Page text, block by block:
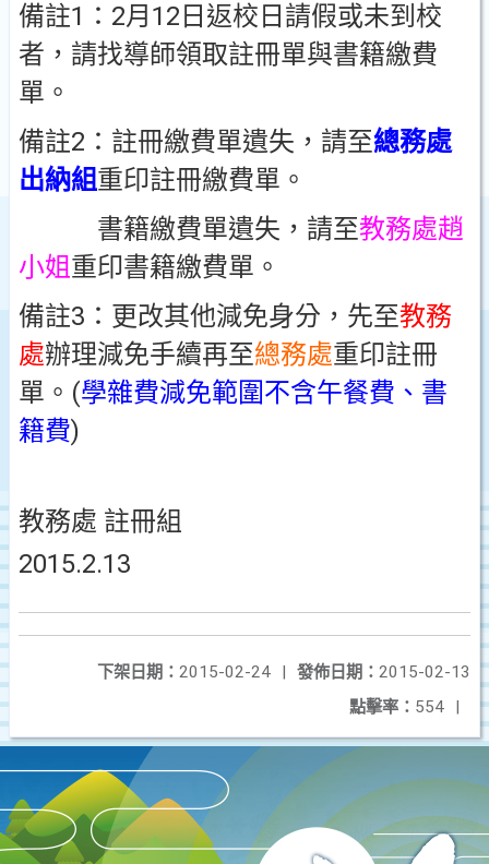
備註1：2月12日返校日請假或未到校
者，請找導師領取註冊單與書籍繳費
單。
備註2：註冊繳費單遺失，請至總務處
出納組重印註冊繳費單。
書籍繳費單遺失，請至教務處趙
小姐重印書籍繳費單。
備註3：更改其他減免身分，先至教務
處辦理減免手續再至總務處重印註冊
單。(學雜費減免範圍不含午餐費、書
籍費)
教務處 註冊組
2015.2.13
發佈日期： 2015-02-13
下架日期： 2015-02-24
|
點擊率： 554 |